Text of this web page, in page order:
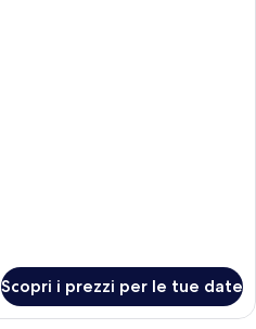
Scopri i prezzi per le tue date